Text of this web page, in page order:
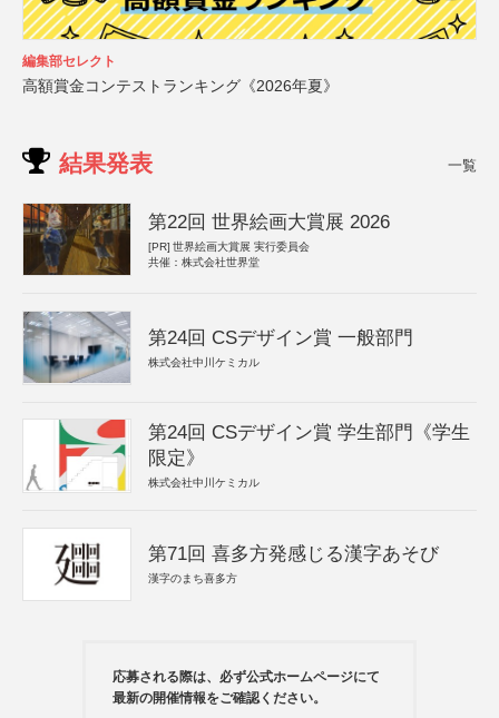
編集部セレクト
高額賞金コンテストランキング《2026年夏》
結果発表 一覧
第22回 世界絵画大賞展 2026
[PR] 世界絵画大賞展 実行委員会
共催：株式会社世界堂
第24回 CSデザイン賞 一般部門
株式会社中川ケミカル
第24回 CSデザイン賞 学生部門《学生
限定》
株式会社中川ケミカル
第71回 喜多方発感じる漢字あそび
漢字のまち喜多方
応募される際は、必ず公式ホームページにて
最新の開催情報をご確認ください。